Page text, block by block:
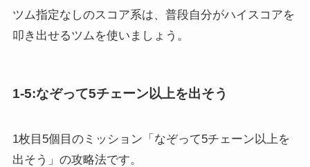
叩き出せるツムを使いましょう。